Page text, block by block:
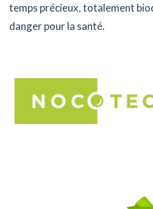
temps précieux, totalement
danger pour la santé.